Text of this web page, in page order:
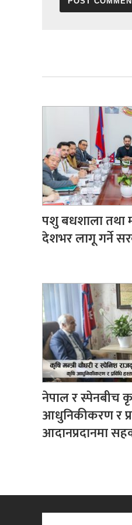
पशु बधशाला तथा
देशभर लागू गर्ने
नेपाल र स्पेनबीच
आधुनिकीकरण र
आदानप्रदानमा